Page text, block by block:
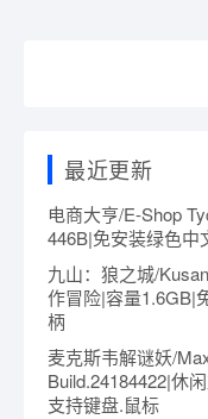
最近更新
电商大亨/E-Shop
446B|免安装绿色中
九山：狼之城/
作冒险|容量1.6GB|
柄
麦克斯韦解谜妖/
Build.24184422|休
支持键盘.鼠标